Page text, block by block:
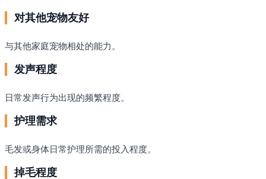
对其他宠物友好
与其他家庭宠物相处的能力。
发声程度
日常发声行为出现的频繁程度。
护理需求
毛发或身体日常护理所需的投入程度。
掉毛程度